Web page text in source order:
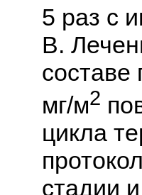
5 раз с
В.
составе
мг/м2
цикла
стадии